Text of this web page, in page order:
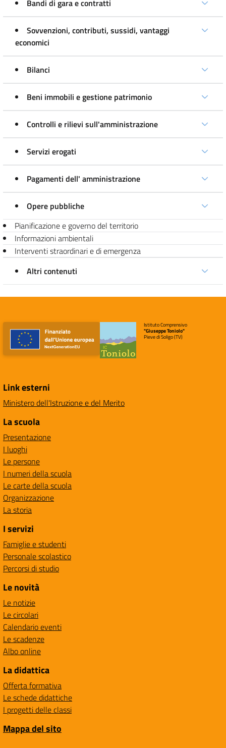
Bandi di gara e contratti
Sovvenzioni, contributi, sussidi, vantaggi
economici
Bilanci
Beni immobili e gestione patrimonio
Controlli e rilievi sull'amministrazione
Servizi erogati
Pagamenti dell' amministrazione
Opere pubbliche
Pianificazione e governo del territorio
Informazioni ambientali
Interventi straordinari e di emergenza
Altri contenuti
Istituto Comprensivo
"Giuseppe Toniolo"
Pieve di Soligo (TV)
Link esterni
Ministero dell'Istruzione e del Merito
La scuola
Presentazione
I luoghi
Le persone
I numeri della scuola
Le carte della scuola
Organizzazione
La storia
I servizi
Famiglie e studenti
Personale scolastico
Percorsi di studio
Le novità
Le notizie
Le circolari
Calendario eventi
Le scadenze
Albo online
La didattica
Offerta formativa
Le schede didattiche
I progetti delle classi
Mappa del sito